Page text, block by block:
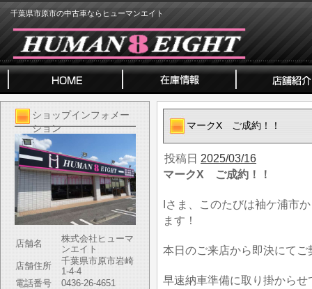
千葉県市原市の中古車ならヒューマンエイト
ショップインフォメー
ション
店舗名
株式会社ヒューマ
ンエイト
店舗住所
千葉県市原市岩崎
1-4-4
電話番号
0436-26-4651
マークX ご成約！！
投稿日 2025/03/16
マークX ご成約！！
Iさま、このたびは袖ケ浦市
ます！
本日のご来店から即決にて
早速納車準備に取り掛からせ